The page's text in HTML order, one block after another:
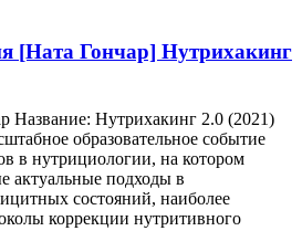
[Ната Гончар] Нутрихакинг
Название: Нутрихакинг 2.0 (2021)
образовательное событие
в нутрициологии, на котором
актуальные подходы в
состояний, наиболее
коррекции нутритивного